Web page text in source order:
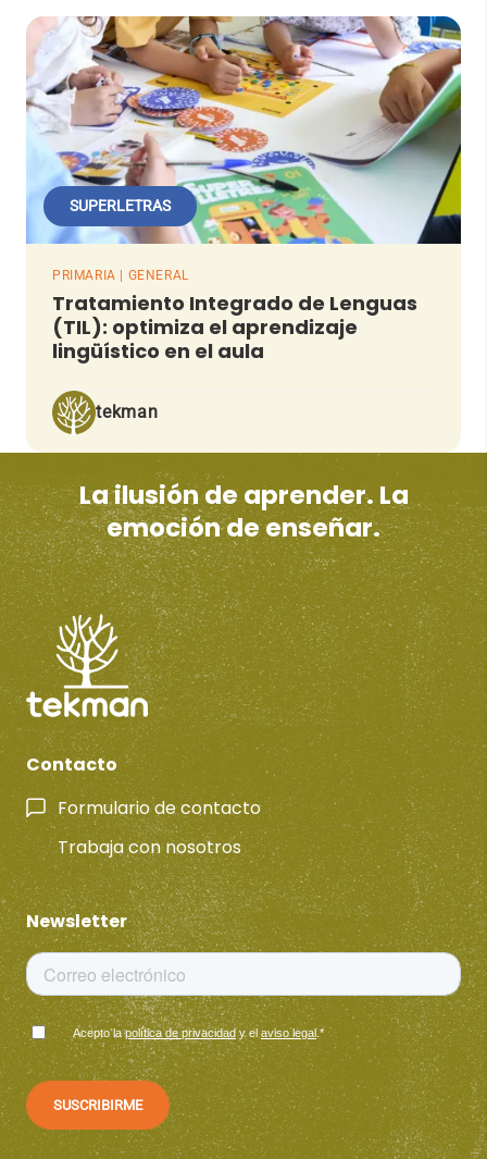
SUPERLETRAS
PRIMARIA | GENERAL
Tratamiento Integrado de Lenguas
(TIL): optimiza el aprendizaje
lingüístico en el aula
tekman
La ilusión de aprender. La
emoción de enseñar.
Contacto
Formulario de contacto
Trabaja con nosotros
Newsletter
Acepto lapolítica de privacidady el aviso legal.*